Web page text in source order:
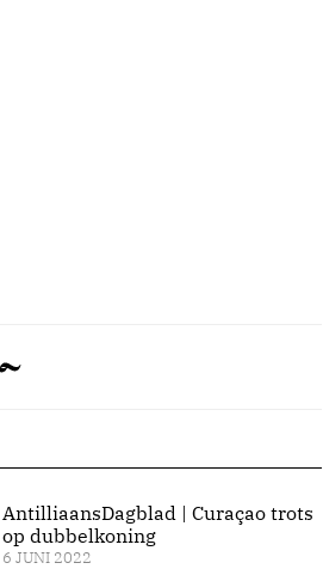
AntilliaansDagblad | Curaçao trots
op dubbelkoning
6 JUNI 2022